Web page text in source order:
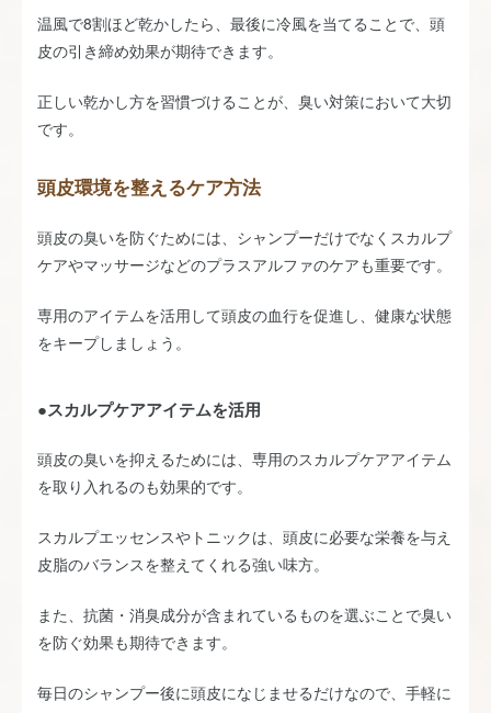
温風で8割ほど乾かしたら、最後に冷風を当てることで、頭
皮の引き締め効果が期待できます。
正しい乾かし方を習慣づけることが、臭い対策において大切
です。
頭皮環境を整えるケア方法
頭皮の臭いを防ぐためには、シャンプーだけでなくスカルプ
ケアやマッサージなどのプラスアルファのケアも重要です。
専用のアイテムを活用して頭皮の血行を促進し、健康な状態
をキープしましょう。
●スカルプケアアイテムを活用
頭皮の臭いを抑えるためには、専用のスカルプケアアイテム
を取り入れるのも効果的です。
スカルプエッセンスやトニックは、頭皮に必要な栄養を与え
皮脂のバランスを整えてくれる強い味方。
また、抗菌・消臭成分が含まれているものを選ぶことで臭い
を防ぐ効果も期待できます。
毎日のシャンプー後に頭皮になじませるだけなので、手軽に